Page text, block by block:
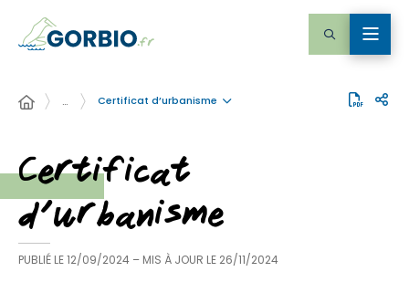
… Certificat d’urbanisme
Certificat
d’urbanisme
PUBLIÉ LE12/09/2024 – MIS À JOUR LE 26/11/2024